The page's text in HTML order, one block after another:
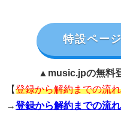
特設ペー
▲music.jpの無料
【登録から解約までの流れ
→登録から解約までの流れ